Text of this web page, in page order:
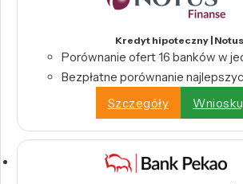
Kredyt hipoteczny | Notus
Porównanie ofert 16 banków w
Bezpłatne porównanie
Szczegóły